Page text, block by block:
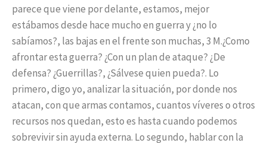
parece que viene por delante, estamos, mejor
estábamos desde hace mucho en guerra y ¿no lo
sabíamos?, las bajas en el frente son muchas, 3 M.¿Como
afrontar esta guerra? ¿Con un plan de ataque? ¿De
defensa? ¿Guerrillas?, ¿Sálvese quien pueda?. Lo
primero, digo yo, analizar la situación, por donde nos
atacan, con que armas contamos, cuantos víveres o otros
recursos nos quedan, esto es hasta cuando podemos
sobrevivir sin ayuda externa. Lo segundo, hablar con la